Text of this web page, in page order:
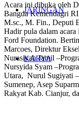
JARINGAN
KARYA
Acara ini dibuka oleh
Bangda Kemendagri
M.sc., M. Fin., Deputi
Hadir pula dalam
Ford Foundation.
Marcoes, Direktur
Nurasiyah Jamil
Nursyida Syam
Utara, Nurul Sugiyati
Sumenep, Asep
Rakyat Kab. Cianjur,